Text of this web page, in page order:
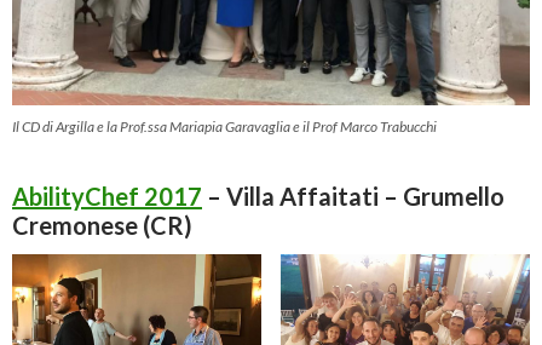
Il CD di Argilla e la Prof.ssa Mariapia Garavaglia e il Prof Marco Trabucchi
AbilityChef 2017 – Villa Affaitati – Grumello
Cremonese (CR)